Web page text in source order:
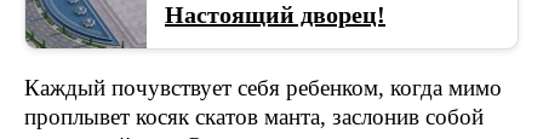
Настоящий дворец!
Каждый почувствует себя ребенком, когда мимо
проплывет косяк скатов манта, заслонив собой